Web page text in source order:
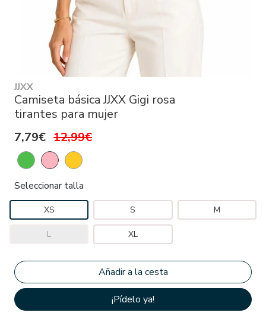
JJXX
Camiseta básica JJXX Gigi rosa
tirantes para mujer
7,79€ 12,99€
Seleccionar talla
XS S M
L XL
¡Pídelo ya!